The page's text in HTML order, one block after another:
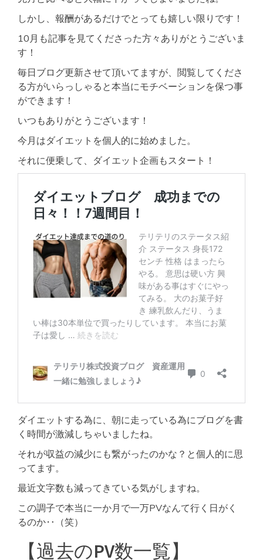
しかし、報酬があるだけでとっても嬉しい限りです！
10月も記事を見てくださった方々ありがとうございま
す！
毎日ブログ更新させて頂いてますが、閲覧してくださ
る方がいらっしゃると本当にモチベーションを保つ事
ができます！
いつもありがとうございます！
今月はダイエットを個人的に始めました。
それに便乗して、ダイエット企画もスタート！
ダイエットする為に、朝に走っている為にブログを書
く時間が激減しちゃいましたね。
それが収益の減少にも繋がったのかな？と個人的に思
ってます。
最近文字数も減ってきている気がしますね。
この調子で本当に一か月で一万PVなんて行く日がく
るのか‥（笑）
【過去のPV数一覧】